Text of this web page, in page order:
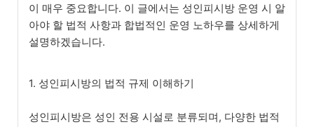
이 매우 중요합니다. 이 글에서는 성인피시방 운영 시 알
아야 할 법적 사항과 합법적인 운영 노하우를 상세하게
설명하겠습니다.
1. 성인피시방의 법적 규제 이해하기
성인피시방은 성인 전용 시설로 분류되며, 다양한 법적